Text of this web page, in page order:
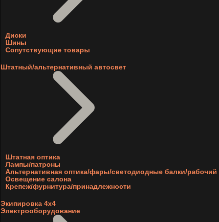
Диски
Шины
Сопутствующие товары
Штатный/альтернативный автосвет
Штатная оптика
Лампы/патроны
Альтернативная оптика/фары/светодиодные балки/рабочий
Освещение салона
Крепеж/фурнитура/принадлежности
Экипировка 4х4
Электрооборудование